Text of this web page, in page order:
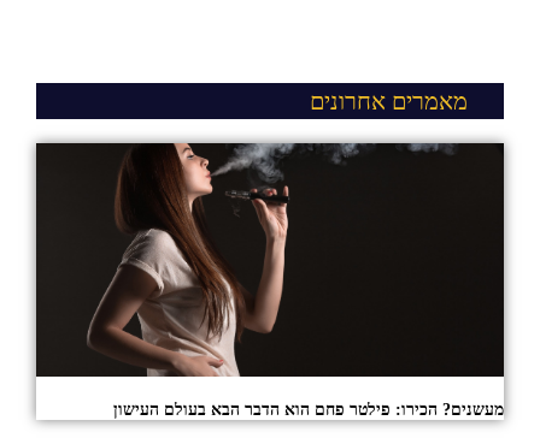
מאמרים אחרונים
מעשנים? הכירו: פילטר פחם הוא הדבר הבא בעולם העישון